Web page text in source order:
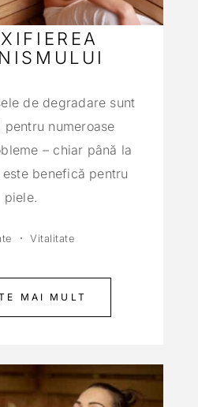
de degradare sunt
pentru numeroase
– chiar până la
benefică pentru
piele.
Vitalitate
MAI MULT